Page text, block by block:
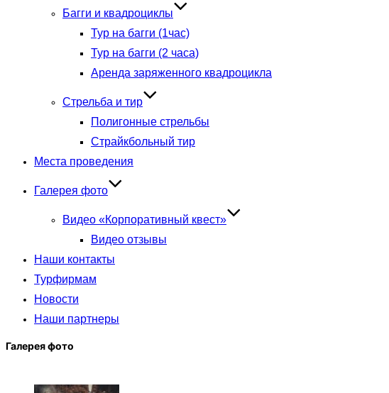
Багги и квадроциклы
Тур на багги (1час)
Тур на багги (2 часа)
Аренда заряженного квадроцикла
Стрельба и тир
Полигонные стрельбы
Страйкбольный тир
Места проведения
Галерея фото
Видео «Корпоративный квест»
Видео отзывы
Наши контакты
Турфирмам
Новости
Наши партнеры
Галерея фото